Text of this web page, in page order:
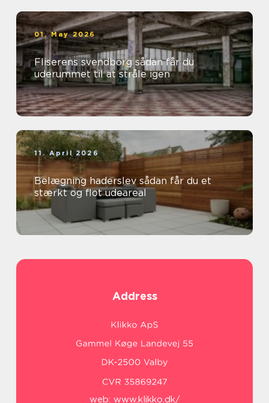
01. May 2026
Fliserens svendborg sådan får du
uderummet til at stråle igen
11. April 2026
Belægning haderslev sådan får du et
stærkt og flot udeareal
Address
web: www.klikko.dk/